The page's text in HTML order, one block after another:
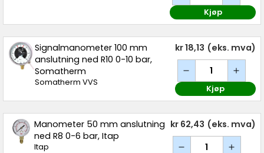
Kjøp
Signalmanometer 100 mm
anslutning ned R10 0-10 bar,
Somatherm
Somatherm VVS
kr 18,13 (eks. mva)
Kjøp
Manometer 50 mm anslutning
ned R8 0-6 bar, Itap
Itap
kr 62,43 (eks. mva)